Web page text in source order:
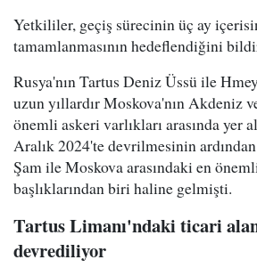
Yetkililer, geçiş sürecinin üç ay
tamamlanmasının hedeflendiğini
Rusya'nın Tartus Deniz Üssü ile
uzun yıllardır Moskova'nın Akdeniz
önemli askeri varlıkları arasında yer
Aralık 2024'te devrilmesinin
Şam ile Moskova arasındaki en
başlıklarından biri haline gelmişti.
Tartus Limanı'ndaki ticari
devrediliyor